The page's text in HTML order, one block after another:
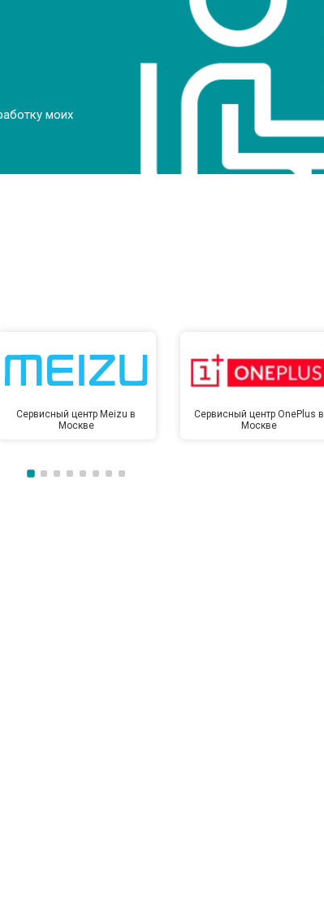
моих
Сервисный центр Meizu в
Москве
Сервисный центр OnePlus в
Москве